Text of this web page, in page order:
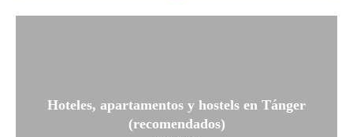
Hoteles, apartamentos y hostels en Tánger
(recomendados)